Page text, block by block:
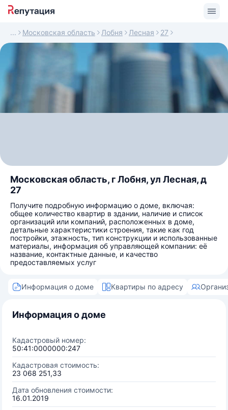
Московская область Лобня Лесная 27
Московская область, г Лобня, ул Лесная, д
27
Получите подробную информацию о доме, включая:
общее количество квартир в здании, наличие и список
организаций или компаний, расположенных в доме,
детальные характеристики строения, такие как год
постройки, этажность, тип конструкции и использованные
материалы, информация об управляющей компании: её
название, контактные данные, и качество
предоставляемых услуг
Информация о доме Квартиры по адресу
Информация о доме
Кадастровый номер:
50:41:0000000:247
Кадастровая стоимость:
23 068 251,33
Дата обновления стоимости:
16.01.2019